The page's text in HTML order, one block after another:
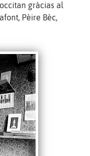
gràcias al
Pèire Bèc,